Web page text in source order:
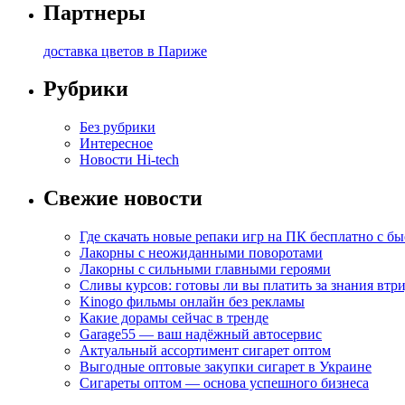
Партнеры
доставка цветов в Париже
Рубрики
Без рубрики
Интересное
Новости Hi-tech
Свежие новости
Где скачать новые репаки игр на ПК бесплатно с
Лакорны с неожиданными поворотами
Лакорны с сильными главными героями
Сливы курсов: готовы ли вы платить за знания
Kinogo фильмы онлайн без рекламы
Какие дорамы сейчас в тренде
Garage55 — ваш надёжный автосервис
Актуальный ассортимент сигарет оптом
Выгодные оптовые закупки сигарет в Украине
Сигареты оптом — основа успешного бизнеса